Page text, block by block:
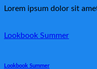
Lorem ipsum dolor sit
Lookbook Summer
Lookbook Summer